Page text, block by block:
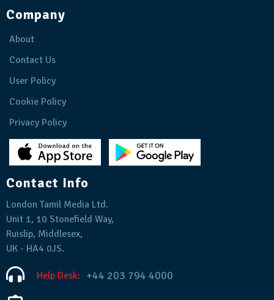
Company
About
Contact Us
User Policy
Cookie Policy
Privacy Policy
Contact Info
London Tamil Media Ltd.
Unit 1, 10 Stonefield Way,
Ruislip, Middlesex,
UK - HA4 0JS.
Help Desk: +44 203 794 4000